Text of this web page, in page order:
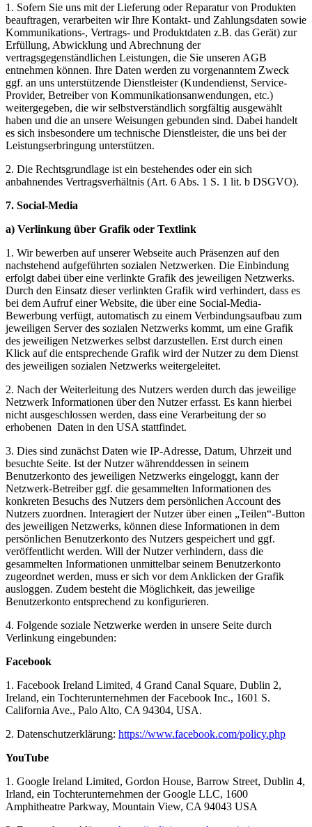
1. Sofern Sie uns mit der Lieferung oder Reparatur von Produkten
beauftragen, verarbeiten wir Ihre Kontakt- und Zahlungsdaten sowie
Kommunikations-, Vertrags- und Produktdaten z.B. das Gerät) zur
Erfüllung, Abwicklung und Abrechnung der
vertragsgegenständlichen Leistungen, die Sie unseren AGB
entnehmen können. Ihre Daten werden zu vorgenanntem Zweck
ggf. an uns unterstützende Dienstleister (Kundendienst, Service-
Provider, Betreiber von Kommunikationsanwendungen, etc.)
weitergegeben, die wir selbstverständlich sorgfältig ausgewählt
haben und die an unsere Weisungen gebunden sind. Dabei handelt
es sich insbesondere um technische Dienstleister, die uns bei der
Leistungserbringung unterstützen.
2. Die Rechtsgrundlage ist ein bestehendes oder ein sich
anbahnendes Vertragsverhältnis (Art. 6 Abs. 1 S. 1 lit. b DSGVO).
7. Social-Media
a) Verlinkung über Grafik oder Textlink
1. Wir bewerben auf unserer Webseite auch Präsenzen auf den
nachstehend aufgeführten sozialen Netzwerken. Die Einbindung
erfolgt dabei über eine verlinkte Grafik des jeweiligen Netzwerks.
Durch den Einsatz dieser verlinkten Grafik wird verhindert, dass es
bei dem Aufruf einer Website, die über eine Social-Media-
Bewerbung verfügt, automatisch zu einem Verbindungsaufbau zum
jeweiligen Server des sozialen Netzwerks kommt, um eine Grafik
des jeweiligen Netzwerkes selbst darzustellen. Erst durch einen
Klick auf die entsprechende Grafik wird der Nutzer zu dem Dienst
des jeweiligen sozialen Netzwerks weitergeleitet.
2. Nach der Weiterleitung des Nutzers werden durch das jeweilige
Netzwerk Informationen über den Nutzer erfasst. Es kann hierbei
nicht ausgeschlossen werden, dass eine Verarbeitung der so
erhobenen Daten in den USA stattfindet.
3. Dies sind zunächst Daten wie IP-Adresse, Datum, Uhrzeit und
besuchte Seite. Ist der Nutzer währenddessen in seinem
Benutzerkonto des jeweiligen Netzwerks eingeloggt, kann der
Netzwerk-Betreiber ggf. die gesammelten Informationen des
konkreten Besuchs des Nutzers dem persönlichen Account des
Nutzers zuordnen. Interagiert der Nutzer über einen „Teilen“-Button
des jeweiligen Netzwerks, können diese Informationen in dem
persönlichen Benutzerkonto des Nutzers gespeichert und ggf.
veröffentlicht werden. Will der Nutzer verhindern, dass die
gesammelten Informationen unmittelbar seinem Benutzerkonto
zugeordnet werden, muss er sich vor dem Anklicken der Grafik
ausloggen. Zudem besteht die Möglichkeit, das jeweilige
Benutzerkonto entsprechend zu konfigurieren.
4. Folgende soziale Netzwerke werden in unsere Seite durch
Verlinkung eingebunden:
Facebook
1. Facebook Ireland Limited, 4 Grand Canal Square, Dublin 2,
Ireland, ein Tochterunternehmen der Facebook Inc., 1601 S.
California Ave., Palo Alto, CA 94304, USA.
2. Datenschutzerklärung: https://www.facebook.com/policy.php
YouTube
1. Google Ireland Limited, Gordon House, Barrow Street, Dublin 4,
Irland, ein Tochterunternehmen der Google LLC, 1600
Amphitheatre Parkway, Mountain View, CA 94043 USA